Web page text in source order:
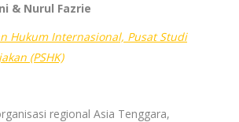
& Nurul Fazrie
Hukum Internasional, Pusat Studi
(PSHK)
regional Asia Tenggara,